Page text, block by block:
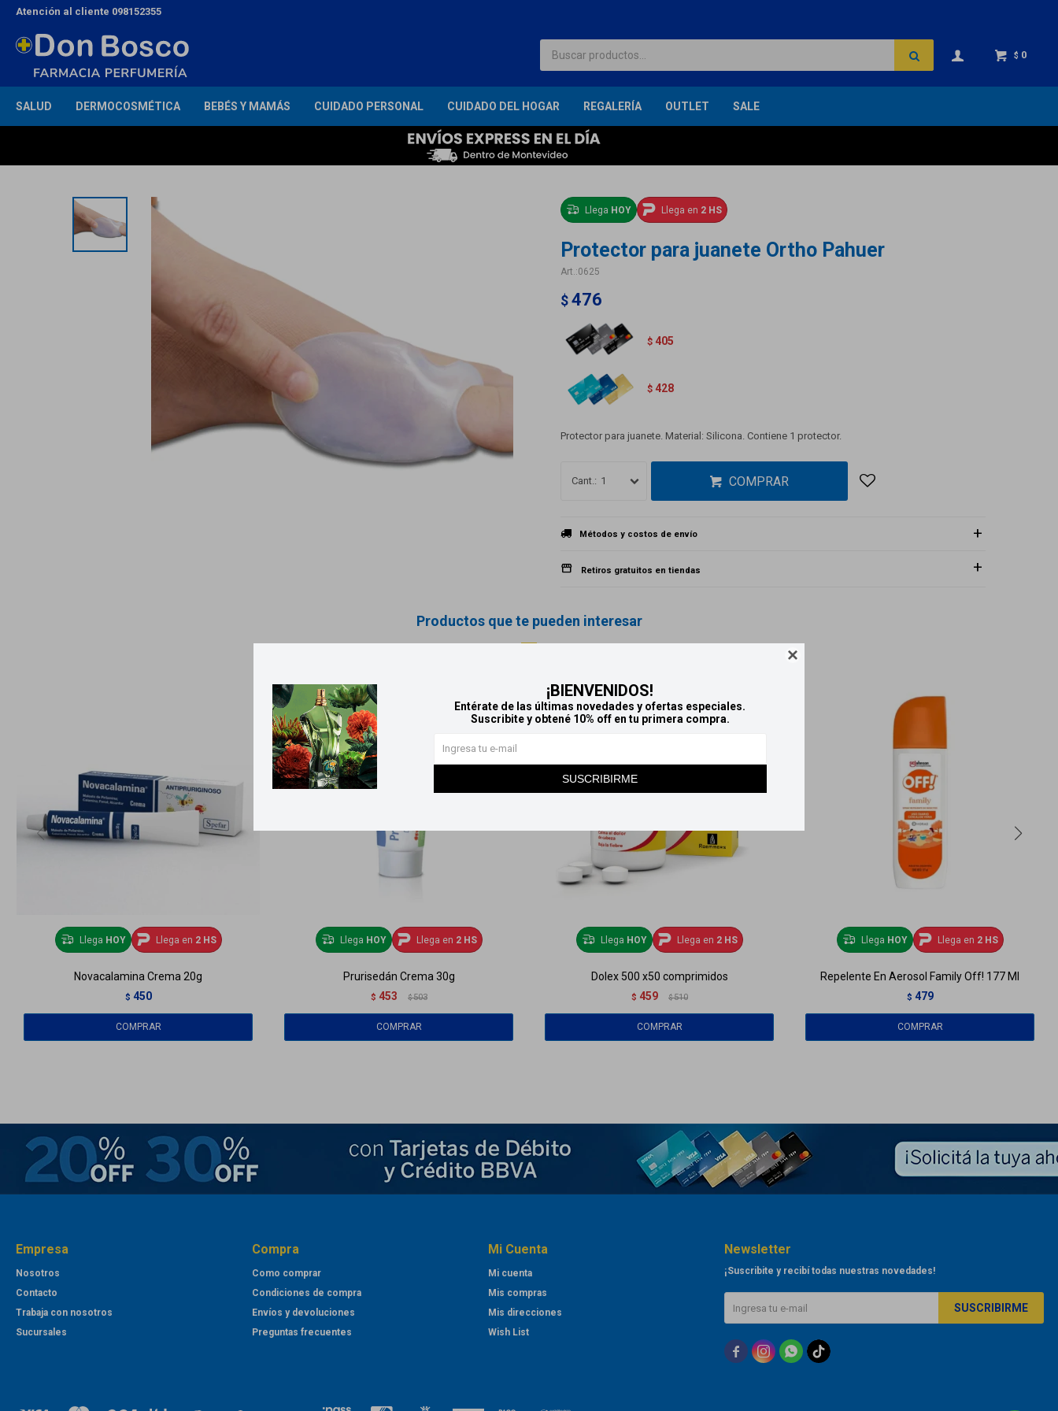

¡BIENVENIDOS!
Entérate de las últimas novedades y ofertas especiales.
Suscribite y obtené 10% off en tu primera compra.
SUSCRIBIRME
SALUD DERMOCOSMÉTICA BEBÉS Y MAMÁS CUIDADO PERSONAL CUIDADO DEL HOGAR REGALERÍA OUTLET SALE
$ 0
Atención al cliente 098152355
Llega HOY Llega en 2 HS
Protector para juanete Ortho Pahuer
0625
$ 476
$ 405
$ 428
Protector para juanete. Material: Silicona. Contiene 1 protector.
1 COMPRAR
Métodos y costos de envío
Retiros gratuitos en tiendas
Productos que te pueden interesar
Llega HOY Llega en 2 HS
Novacalamina Crema 20g
$ 450
Llega HOY Llega en 2 HS
Prurisedán Crema 30g
$ 453 $ 503
Llega HOY Llega en 2 HS
Dolex 500 x50 comprimidos
$ 459 $ 510
Llega HOY Llega en 2 HS
Repelente En Aerosol Family Off! 177 Ml
$ 479
Empresa
Nosotros
Contacto
Trabaja con nosotros
Sucursales
Compra
Como comprar
Condiciones de compra
Envíos y devoluciones
Preguntas frecuentes
Mi Cuenta
Mi cuenta
Mis compras
Mis direcciones
Wish List
Newsletter
¡Suscribite y recibí todas nuestras novedades!
SUSCRIBIRME
  